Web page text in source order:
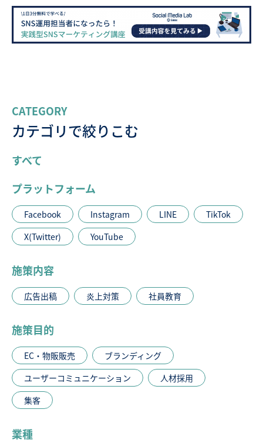
CATEGORY
カテゴリで絞りこむ
すべて
プラットフォーム
Facebook Instagram LINE
TikTok
X(Twitter)
YouTube
施策内容
広告出稿 炎上対策 社員教育
施策目的
EC・物販販売
ブランディング
ユーザーコミュニケーション
人材採用
集客
業種